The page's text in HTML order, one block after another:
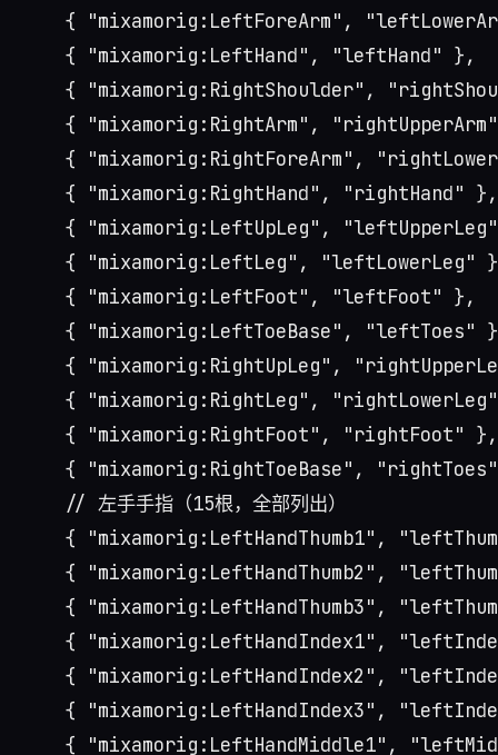
{ "mixamorig:LeftForeArm",
    { "mixamorig:LeftHand", "leftHand" },
{ "mixamorig:RightShoulder",
{ "mixamorig:RightArm",
{ "mixamorig:RightForeArm",
    { "mixamorig:RightHand", "rightHand" },
{ "mixamorig:LeftUpLeg",
{ "mixamorig:LeftLeg", "leftLowerLeg"
    { "mixamorig:LeftFoot", "leftFoot" },
{ "mixamorig:LeftToeBase", "leftToes"
{ "mixamorig:RightUpLeg",
{ "mixamorig:RightLeg",
    { "mixamorig:RightFoot", "rightFoot" },
{ "mixamorig:RightToeBase",
    // 左手手指（15根，全部列出）
{ "mixamorig:LeftHandThumb1",
{ "mixamorig:LeftHandThumb2",
{ "mixamorig:LeftHandThumb3",
{ "mixamorig:LeftHandIndex1",
{ "mixamorig:LeftHandIndex2",
{ "mixamorig:LeftHandIndex3",
{ "mixamorig:LeftHandMiddle1",